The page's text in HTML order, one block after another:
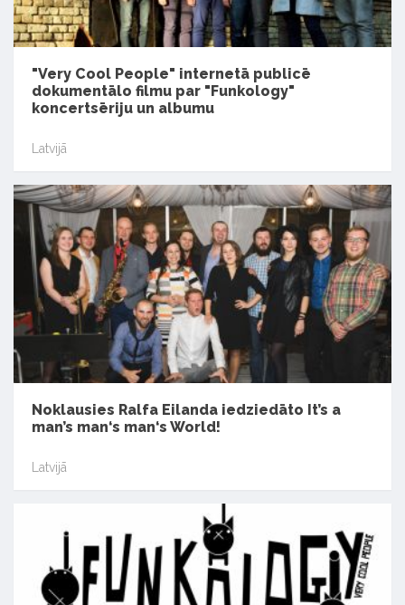
"Very Cool People" internetā publicē
dokumentālo filmu par "Funkology"
koncertsēriju un albumu
Latvijā
Noklausies Ralfa Eilanda iedziedāto It’s a
man’s man‘s man‘s World!
Latvijā